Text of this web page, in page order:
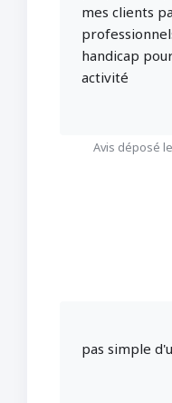
mes clients
handicap
activité
Avis déposé
pas simple